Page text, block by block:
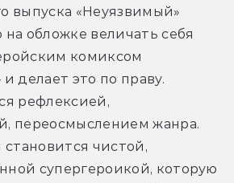
выпуска «Неуязвимый»
обложке величать себя
комиксом
делает это по праву.
рефлексией,
переосмыслением жанра.
становится чистой,
супергероикой, которую